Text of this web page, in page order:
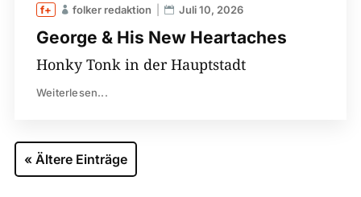
George & His New Heartaches
folker redaktion Juli 10, 2026
Honky Tonk in der Hauptstadt
Weiterlesen...
« Ältere Einträge